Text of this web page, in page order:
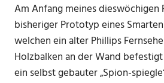
Am Anfang meines dieswöchigen
bisheriger Prototyp eines
welchen ein alter Phillips
Holzbalken an der Wand
ein selbst gebauter „Spion-